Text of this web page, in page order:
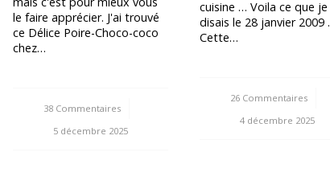
le faire apprécier. J'ai trouvé
ce Délice Poire-Choco-coco
chez…
38 Commentaires
/
5 décembre 2025
cuisine … Voila ce que je
disais le 28 janvier 2009 .
Cette…
26 Commentaires
/
4 décembre 2025